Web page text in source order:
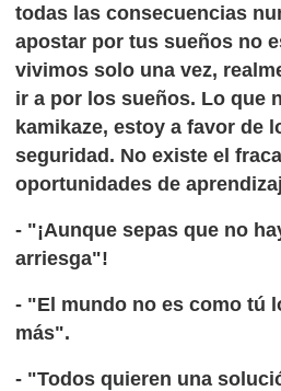
todas las consecuencias
apostar por tus sueños no
vivimos solo una vez,
ir a por los sueños. Lo que
kamikaze, estoy a favor de
seguridad. No existe el
oportunidades de
- "¡Aunque sepas que no
arriesga"!
- "El mundo no es como tú
más".
- "Todos quieren una